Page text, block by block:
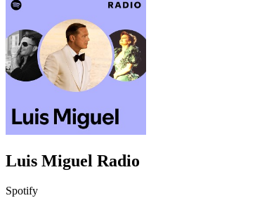
Luis Miguel Radio
Spotify